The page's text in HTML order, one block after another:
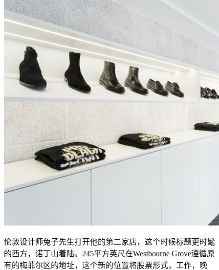
伦敦设计师兔子先生打开他的第二家店，这个时候标题更时髦
的西方，诺丁山着陆。245平方英尺在Westbourne Grove遵循原
有的梅菲尔区的地址，这个新的位置将股票形式，工作，晚